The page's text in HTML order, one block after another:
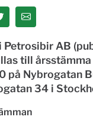
AB
till årsstämma
på Nybrogatan
34 i